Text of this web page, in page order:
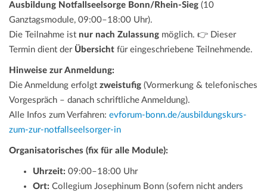
Ausbildung Notfallseelsorge Bonn/Rhein-Sieg (10
Ganztagsmodule, 09:00–18:00 Uhr).
Die Teilnahme ist nur nach Zulassung möglich. 👉 Dieser
Termin dient der Übersicht für eingeschriebene Teilnehmende.
Hinweise zur Anmeldung:
Die Anmeldung erfolgt zweistufig (Vormerkung & telefonisches
Vorgespräch – danach schriftliche Anmeldung).
Alle Infos zum Verfahren: evforum-bonn.de/ausbildungskurs-
zum-zur-notfallseelsorger-in
Organisatorisches (fix für alle Module):
Uhrzeit: 09:00–18:00 Uhr
Ort: Collegium Josephinum Bonn (sofern nicht anders